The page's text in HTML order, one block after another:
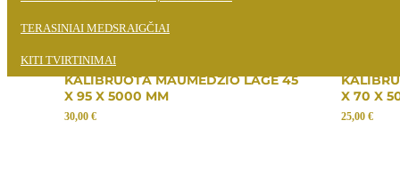
TROPINĖ MEDIENA
TERASINIAI MEDSRAIGČIAI
KITI TVIRTINIMAI
KALIBRUOTA MAUMEDŽIO LAGĖ 45
X 95 X 5000 MM
30,00 €
X 70 X
25,00€